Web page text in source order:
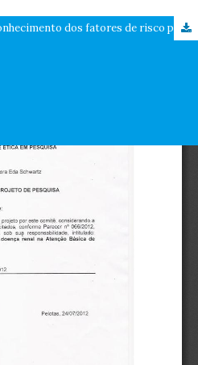
Doença renal crônica: reconhecimento dos fatores de risco pelos profissionais da atenção primária